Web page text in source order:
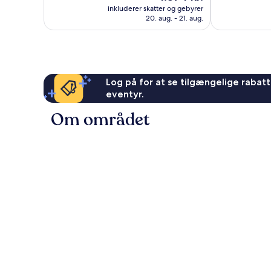
er
1.374 kr.
inkluderer skatter og gebyrer
20. aug. - 21. aug.
Log på for at se tilgængelige
eventyr.
Om området